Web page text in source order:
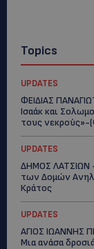
Topics
UPDATES
ΦΕΙΔΙΑΣ
Ισαάκ και
τους
UPDATES
ΔΗΜΟΣ ΛΑΤΣΙΩΝ
των Δομών
Κράτος
UPDATES
ΑΓΙΟΣ ΙΩΑΝΝΗΣ
Μια ανάσα